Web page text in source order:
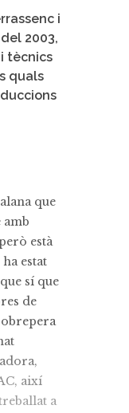
i
2003,
tècnics
quals
que
amb
està
estat
sí que
de
així
a